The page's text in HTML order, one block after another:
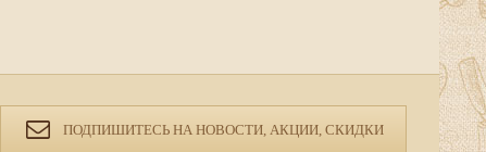
ПОДПИШИТЕСЬ НА НОВОСТИ, АКЦИИ, СКИДКИ